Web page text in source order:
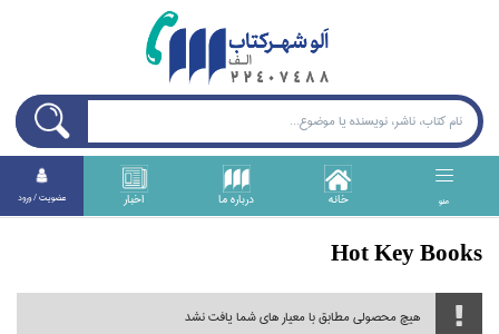
منو خانه درباره ما اخبار عضويت / ورود
Hot Key Books
هیچ محصولی مطابق با معیار های شما یافت نشد